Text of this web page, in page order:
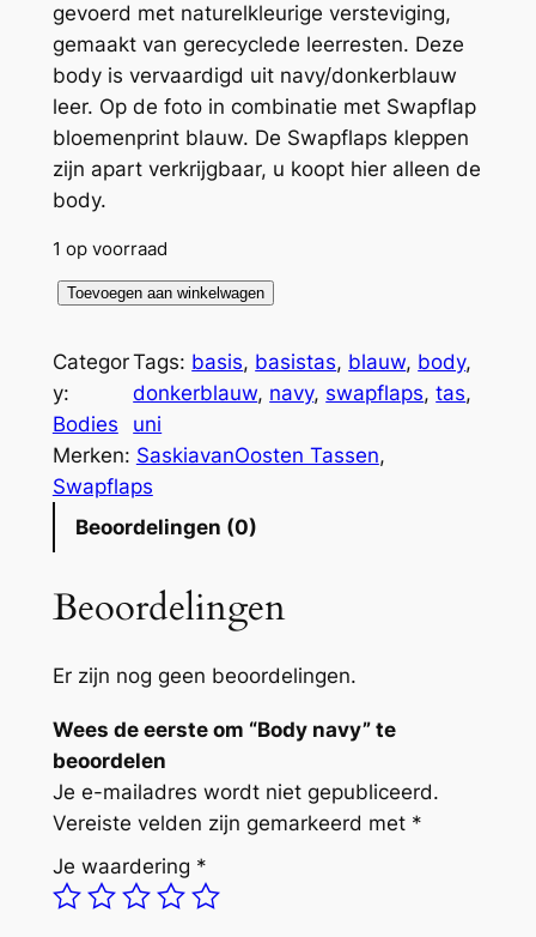
gevoerd met naturelkleurige versteviging,
gemaakt van gerecyclede leerresten. Deze
body is vervaardigd uit navy/donkerblauw
leer. Op de foto in combinatie met Swapflap
bloemenprint blauw. De Swapflaps kleppen
zijn apart verkrijgbaar, u koopt hier alleen de
body.
1 op voorraad
d
y
n
a
v
n
a
Toevoegen aan winkelwagen
Categor
y:
Bodies
Tags: basis, basistas, blauw, body
donkerblauw, navy, swapflaps, tas
uni
Merken: SaskiavanOosten Tassen
Swapflaps
Beoordelingen (0)
Beoordelingen
Er zijn nog geen beoordelingen.
Wees de eerste om “Body navy” te
beoordelen
Je e-mailadres wordt niet gepubliceerd.
Vereiste velden zijn gemarkeerd met *
Je waardering *